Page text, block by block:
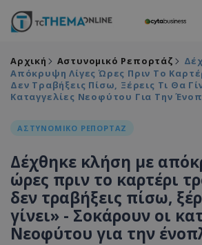
Αρχική Αστυνομικό Ρεπορτάζ
Απόκρυψη Λίγες Ώρες Πριν Το
Δεν Τραβήξεις Πίσω, Ξέρεις Τι Θα
Καταγγελίες Νεοφύτου Για Την
ΑΣΤΥΝΟΜΙΚΟ ΡΕΠΟΡΤΑΖ
Δέχθηκε κλήση με
ώρες πριν το καρτέρι
δεν τραβήξεις πίσω,
γίνει» - Σοκάρουν οι
Νεοφύτου για την